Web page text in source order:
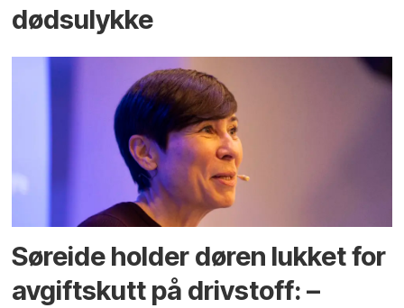
dødsulykke
Søreide holder døren lukket for
avgiftskutt på drivstoff: –